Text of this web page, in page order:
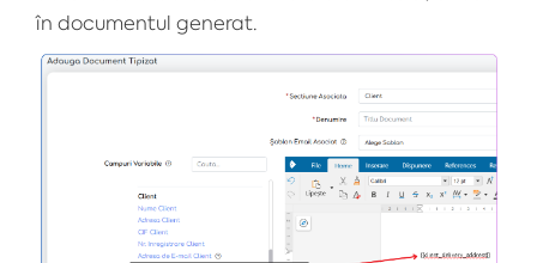
în documentul generat.